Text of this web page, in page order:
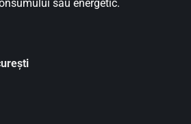
său energetic.